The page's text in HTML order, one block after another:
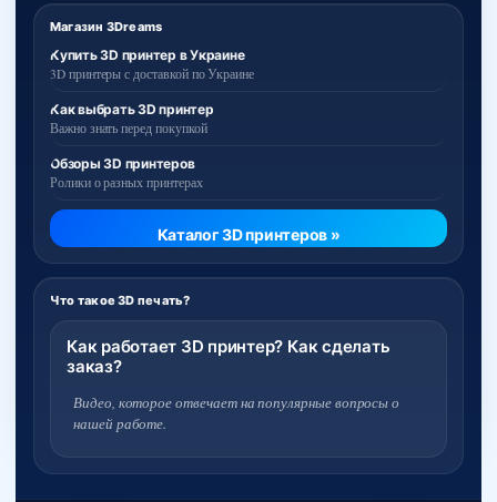
Магазин 3Dreams
Купить 3D принтер в Украине
3D принтеры с доставкой по Украине
Как выбрать 3D принтер
Важно знать перед покупкой
Обзоры 3D принтеров
Ролики о разных принтерах
Каталог 3D принтеров »
Что такое 3D печать?
Как работает 3D принтер? Как сделать
заказ?
Видео, которое отвечает на популярные вопросы о
нашей работе.